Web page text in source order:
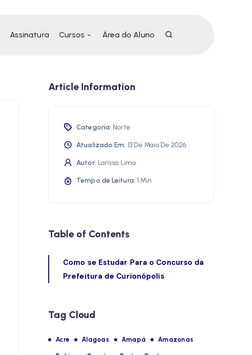
Assinatura Cursos Área do Aluno
Article Information
Categoria: Norte
Atualizado Em: 13 De Maio De 2026
Autor: Larissa Lima
Tempo de Leitura: 1 Min
Table of Contents
Como se Estudar Para o Concurso da
Prefeitura de Curionópolis
Tag Cloud
Acre Alagoas Amapá Amazonas